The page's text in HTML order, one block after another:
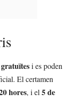
gratuïtesi es poden
El certamen
hores, i el 5 de